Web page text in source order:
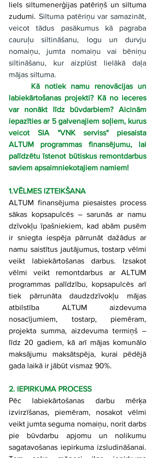
liels siltumenerģijas patēriņš un siltuma
zudumi. Siltuma patēriņu var samazināt,
veicot tādus pasākumus kā pagraba
cauruļu siltināšanu, logu un durvju
nomaiņu, jumta nomaiņu vai bēniņu
siltināšanu, kur aizplūst lielākā daļa
mājas siltuma.
Kā notiek namu renovācijas un
labiekārtošanas projekti? Kā no ieceres
var nonākt līdz būvdarbiem? Aicinām
iepazīties ar 5 galvenajiem soļiem, kurus
veicot SIA "VNK serviss" piesaista
ALTUM programmas finansējumu, lai
palīdzētu īstenot būtiskus remontdarbus
saviem apsaimniekotajiem namiem!
1.VĒLMES IZTEIKŠANA
ALTUM finansējuma piesaistes process
sākas kopsapulcēs – sarunās ar namu
dzīvokļu īpašniekiem, kad abām pusēm
ir sniegta iespēja pārrunāt dažādus ar
namu saistītus jautājumus, tostarp vēlmi
veikt labiekārtošanas darbus. Izsakot
vēlmi veikt remontdarbus ar ALTUM
programmas palīdzību, kopsapulcēs arī
tiek pārrunāta daudzdzīvokļu mājas
atbilstība ALTUM aizdevuma
nosacījumiem, tostarp, piemēram,
projekta summa, aizdevuma termiņš –
līdz 20 gadiem, kā arī mājas komunālo
maksājumu maksātspēja, kurai pēdējā
gada laikā ir jābūt vismaz 90%.
2. IEPIRKUMA PROCESS
Pēc labiekārtošanas darbu mērķa
izvirzīšanas, piemēram, nosakot vēlmi
veikt jumta seguma nomaiņu, norit darbs
pie būvdarbu apjomu un nolikumu
sagatavošanas iepirkuma izsludināšanai.